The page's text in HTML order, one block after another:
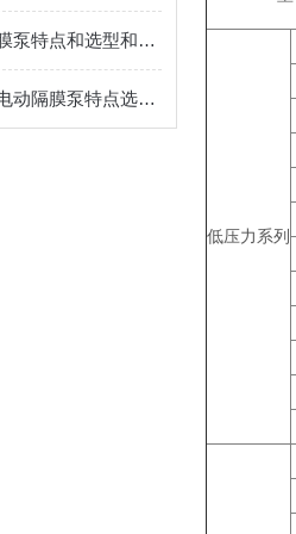
卫生级电动隔膜泵特点和选型和用途
不锈钢卫生级电动隔膜泵特点选型和产品用途
低压力系列